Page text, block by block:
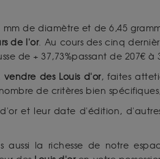
mm de diamètre et de 6,45
de l'or. Au cours des cinq
de + 37,73%passant de 207€ à
vendre des Louis d'or, faites
de critères bien
et leur date d'édition,
aussi la richesse de notre